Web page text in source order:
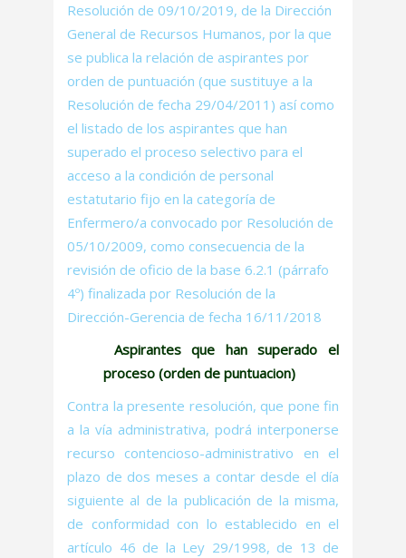
Resolución de 09/10/2019, de la Dirección
General de Recursos Humanos, por la que
se publica la relación de aspirantes por
orden de puntuación (que sustituye a la
Resolución de fecha 29/04/2011) así como
el listado de los aspirantes que han
superado el proceso selectivo para el
acceso a la condición de personal
estatutario fijo en la categoría de
Enfermero/a convocado por Resolución de
05/10/2009, como consecuencia de la
revisión de oficio de la base 6.2.1 (párrafo
4º) finalizada por Resolución de la
Dirección-Gerencia de fecha 16/11/2018
Aspirantes que han superado el
proceso (orden de puntuacion)
Contra la presente resolución, que pone fin
a la vía administrativa, podrá interponerse
recurso contencioso-administrativo en el
plazo de dos meses a contar desde el día
siguiente al de la publicación de la misma,
de conformidad con lo establecido en el
artículo 46 de la Ley 29/1998, de 13 de